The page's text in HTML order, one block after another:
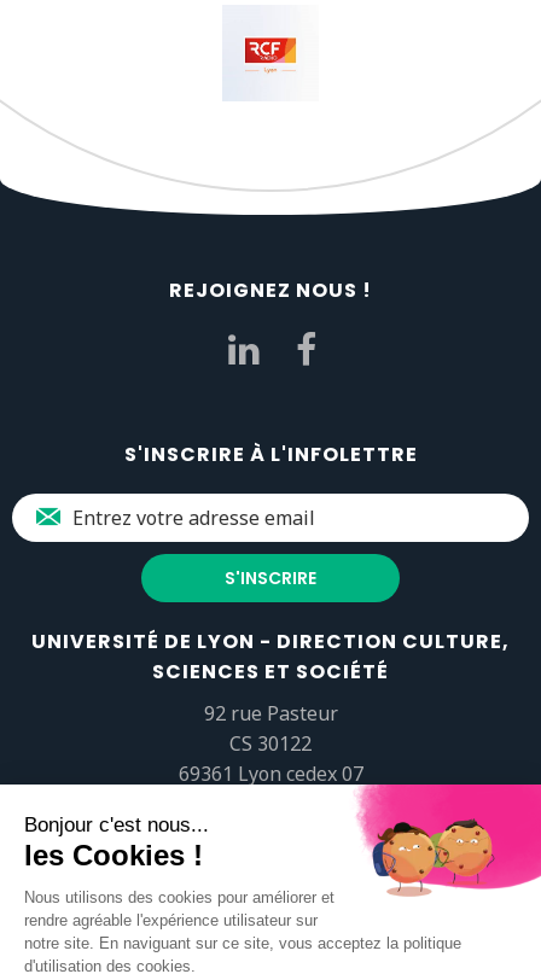
REJOIGNEZ NOUS !
S'INSCRIRE À L'INFOLETTRE
UNIVERSITÉ DE LYON - DIRECTION CULTURE,
SCIENCES ET SOCIÉTÉ
92 rue Pasteur
CS 30122
69361 Lyon cedex 07
popsciences@universite-lyon.fr
Tél.+33 (0)4 37 37 82 01